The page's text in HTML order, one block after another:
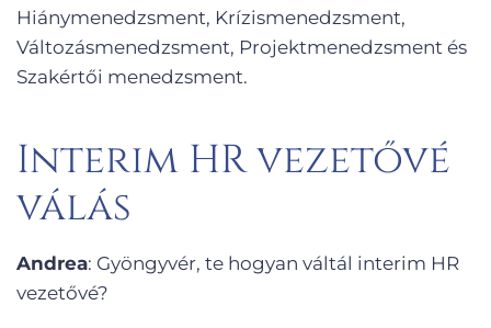
Hiánymenedzsment, Krízismenedzsment,
Változásmenedzsment, Projektmenedzsment és
Szakértői menedzsment.
Interim HR vezetővé
válás
Andrea: Gyöngyvér, te hogyan váltál interim HR
vezetővé?